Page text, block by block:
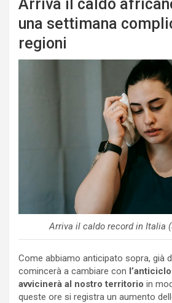
Arriva il caldo
una settimana
regioni
Arriva il caldo record in Italia
Come abbiamo anticipato sopra, già
comincerà a cambiare con
avvicinerà al nostro territorio in
queste ore si registra un aumento